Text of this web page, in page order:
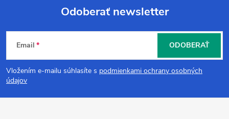
r
v
k
y
Z
á
p
Odoberať newsletter
Email
Vložením e-mailu súhlasíte s podmienkami ochrany osobných
údajov
ODOBERAŤ